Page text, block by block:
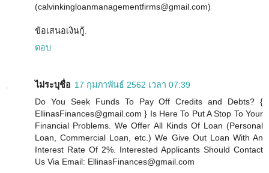
(calvinkingloanmanagementfirms@gmail.com)
ข้อเสนอเงินกู้.
ตอบ
ไม่ระบุชื่อ 17 กุมภาพันธ์ 2562 เวลา 07:39
Do You Seek Funds To Pay Off Credits and Debts? {
EllinasFinances@gmail.com } Is Here To Put A Stop To Your
Financial Problems. We Offer All Kinds Of Loan (Personal
Loan, Commercial Loan, etc.) We Give Out Loan With An
Interest Rate Of 2%. Interested Applicants Should Contact
Us Via Email: EllinasFinances@gmail.com